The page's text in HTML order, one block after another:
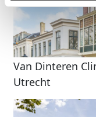
Van Dinteren
Utrecht